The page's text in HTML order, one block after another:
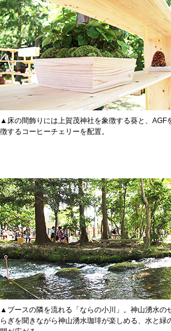
▲床の間飾りには上賀茂神社を象徴する葵と、AGF
徴するコーヒーチェリーを配置。
▲ブースの隣を流れる「ならの小川」。神山湧水の
らぎを聞きながら神山湧水珈琲が楽しめる、水と緑